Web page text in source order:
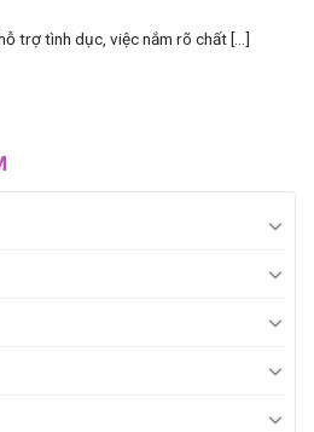
trợ tình dục, việc nắm rõ chất [...]